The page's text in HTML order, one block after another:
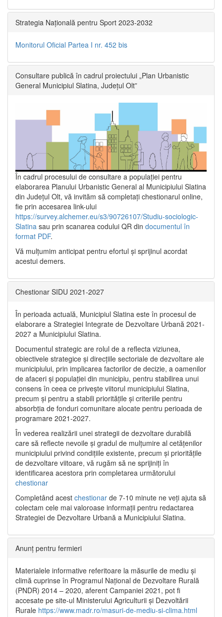
Strategia Națională pentru Sport 2023-2032
Monitorul Oficial Partea I nr. 452 bis
Consultare publică în cadrul proiectului „Plan Urbanistic
General Municipiul Slatina, Județul Olt”
În cadrul procesului de consultare a populaţiei pentru
elaborarea Planului Urbanistic General al Municipiului Slatina
din Județul Olt, vă invităm să completați chestionarul online,
fie prin accesarea link-ului
https://survey.alchemer.eu/s3/90726107/Studiu-sociologic-
Slatina sau prin scanarea codului QR din documentul în
format PDF.
Vă mulţumim anticipat pentru efortul şi sprijinul acordat
acestui demers.
Chestionar SIDU 2021-2027
În perioada actuală, Municipiul Slatina este în procesul de
elaborare a Strategiei Integrate de Dezvoltare Urbană 2021‐
2027 a Municipiului Slatina.
Documentul strategic are rolul de a reflecta viziunea,
obiectivele strategice și direcțiile sectoriale de dezvoltare ale
municipiului, prin implicarea factorilor de decizie, a oamenilor
de afaceri și populației din municipiu, pentru stabilirea unui
consens în ceea ce privește viitorul municipiului Slatina,
precum și pentru a stabili prioritățile și criteriile pentru
absorbția de fonduri comunitare alocate pentru perioada de
programare 2021-2027.
În vederea realizării unei strategii de dezvoltare durabilă
care să reflecte nevoile și gradul de mulțumire al cetățenilor
municipiului privind condițiile existente, precum și prioritățile
de dezvoltare viitoare, vă rugăm să ne sprijiniți în
identificarea acestora prin completarea următorului
chestionar
Completând acest chestionar de 7-10 minute ne veți ajuta să
colectam cele mai valoroase informații pentru redactarea
Strategiei de Dezvoltare Urbană a Municipiului Slatina.
Anunț pentru fermieri
Materialele informative referitoare la măsurile de mediu și
climă cuprinse în Programul Național de Dezvoltare Rurală
(PNDR) 2014 – 2020, aferent Campaniei 2021, pot fi
accesate pe site-ul Ministerului Agriculturii și Dezvoltării
Rurale https://www.madr.ro/masuri-de-mediu-si-clima.html